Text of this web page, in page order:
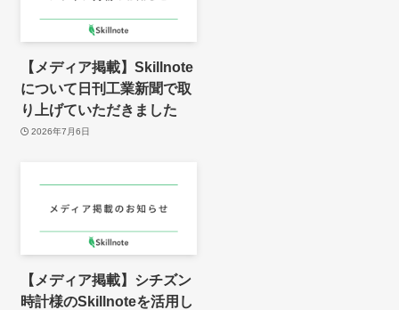
【メディア掲載】Skillnote
について日刊工業新聞で取
り上げていただきました
2026年7月6日
【メディア掲載】シチズン
時計様のSkillnoteを活用し